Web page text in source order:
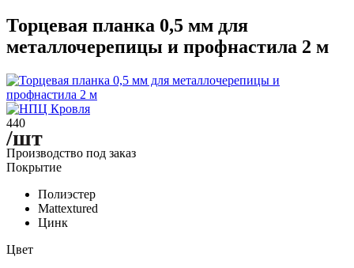
Торцевая планка 0,5 мм для
металлочерепицы и профнастила 2 м
440
/шт
Производство под заказ
Покрытие
Полиэстер
Mattextured
Цинк
Цвет